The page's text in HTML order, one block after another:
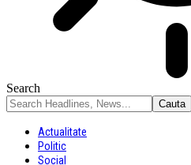
Search
Actualitate
Politic
Social